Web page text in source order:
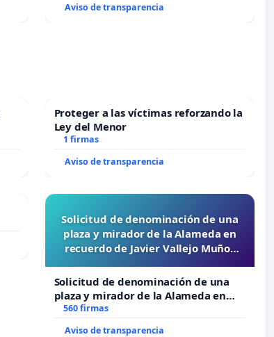
Aviso de transparencia
Proteger a las víctimas reforzando la
Ley del Menor
1 firmas
Aviso de transparencia
Solicitud de denominación de una
plaza y mirador de la Alameda en
recuerdo de Javier Vallejo Muñoz
Solicitud de denominación de una
plaza y mirador de la Alameda en
recuerdo de Javier Vallejo Muñoz
560 firmas
Aviso de transparencia